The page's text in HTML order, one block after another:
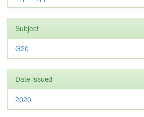
Subject
G20
Date issued
2020